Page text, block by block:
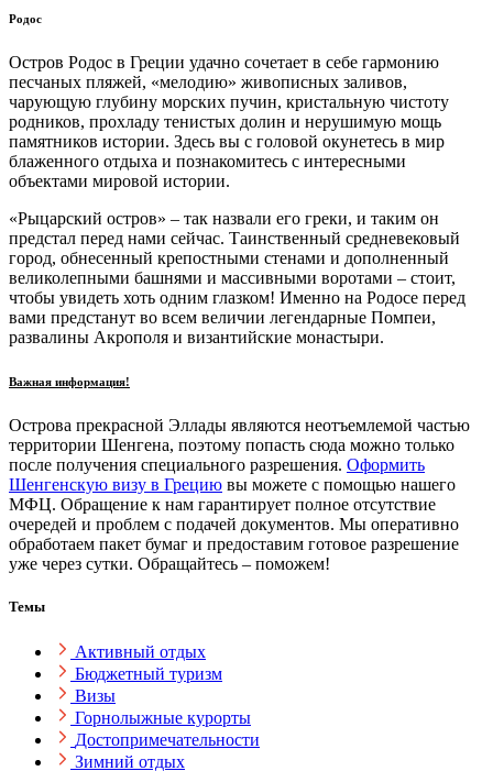
Родос
Остров Родос в Греции удачно сочетает в себе гармонию
песчаных пляжей, «мелодию» живописных заливов,
чарующую глубину морских пучин, кристальную чистоту
родников, прохладу тенистых долин и нерушимую мощь
памятников истории. Здесь вы с головой окунетесь в мир
блаженного отдыха и познакомитесь с интересными
объектами мировой истории.
«Рыцарский остров» – так назвали его греки, и таким он
предстал перед нами сейчас. Таинственный средневековый
город, обнесенный крепостными стенами и дополненный
великолепными башнями и массивными воротами – стоит,
чтобы увидеть хоть одним глазком! Именно на Родосе перед
вами предстанут во всем величии легендарные Помпеи,
развалины Акрополя и византийские монастыри.
Важная информация!
Острова прекрасной Эллады являются неотъемлемой частью
территории Шенгена, поэтому попасть сюда можно только
после получения специального разрешения. Оформить
Шенгенскую визу в Грецию вы можете с помощью нашего
МФЦ. Обращение к нам гарантирует полное отсутствие
очередей и проблем с подачей документов. Мы оперативно
обработаем пакет бумаг и предоставим готовое разрешение
уже через сутки. Обращайтесь – поможем!
Темы
Активный отдых
Бюджетный туризм
Визы
Горнолыжные курорты
Достопримечательности
Зимний отдых